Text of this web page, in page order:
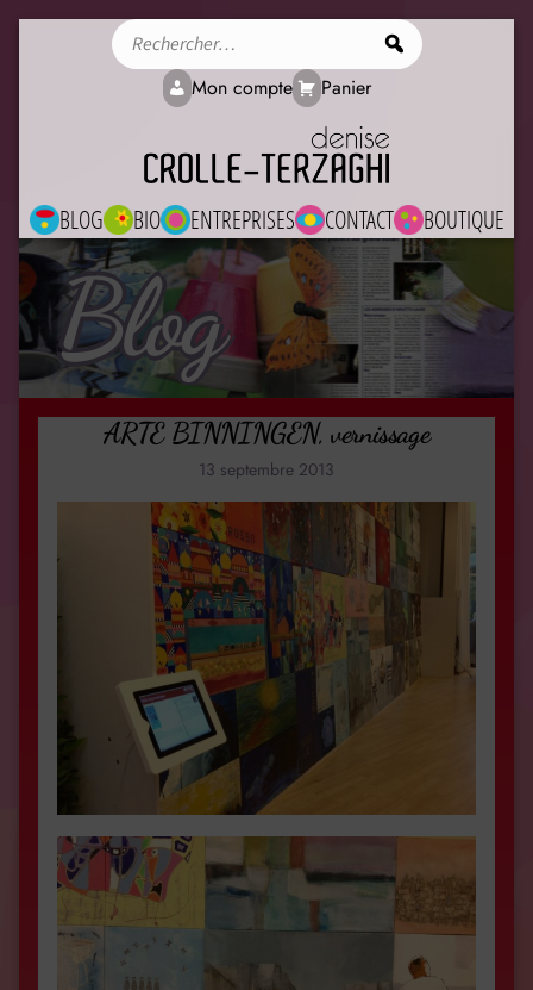
BLOG BIO ENTREPRISES CONTACT BOUTIQUE
Mon compte Panier
Blog
ARTE BINNINGEN, vernissage
13 septembre 2013